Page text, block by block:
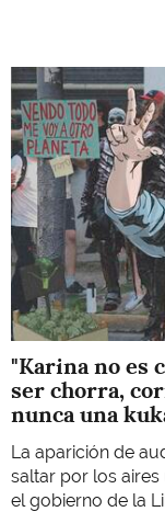
Imagen
"Karina no es
ser chorra,
nunca una
La aparición de
saltar por los
el gobierno de la